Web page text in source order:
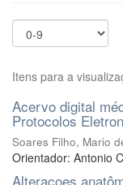
Itens para a
Acervo digital
Protocolos
Soares Filho, Mario
Orientador: Antonio
Alteraçoes